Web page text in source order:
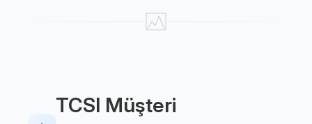
TCSI Müşteri